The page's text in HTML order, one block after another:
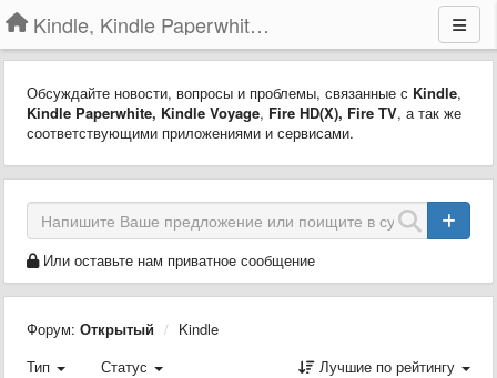
Kindle, Kindle Paperwhite, Kindle Voyage
Обсуждайте новости, вопросы и проблемы, связанные с Kindle,
Kindle Paperwhite, Kindle Voyage, Fire HD(X), Fire TV, а так же
соответствующими приложениями и сервисами.
Или оставьте нам приватное сообщение
Форум: Открытый
Kindle
Тип
Статус Лучшие по рейтингу